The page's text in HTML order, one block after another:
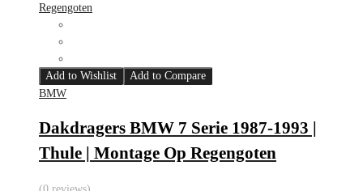
Add to Wishlist
Add to Compare
BMW
Dakdragers BMW 7 Serie 1987-1993 |
Thule | Montage Op Regengoten